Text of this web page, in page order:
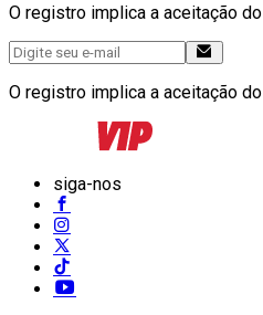
O registro implica a aceitação do
O registro implica a aceitação do
siga-nos